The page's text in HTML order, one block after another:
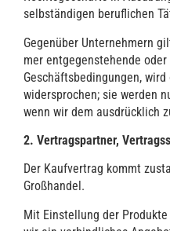
selb­stän­di­gen beruf­li­chen
Gegen­über Unter­neh­mern
mer ent­ge­gen­ste­hen­de
Geschäfts­be­din­gun­gen,
wider­spro­chen; sie wer­den
wenn wir dem aus­drück­lich
2. Ver­trags­part­ner,
Der Kauf­ver­trag kommt
Großhandel.
Mit Ein­stel­lung der